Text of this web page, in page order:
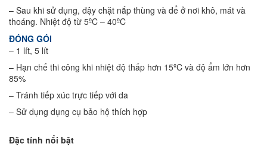
– Sau khi sử dụng, đậy chặt nắp thùng và để ở nơi khô, mát và
thoáng. Nhiệt độ từ 5ºC – 40ºC
ĐÓNG GÓI
– 1 lít, 5 lít
– Hạn chế thi công khi nhiệt độ thấp hơn 15ºC và độ ẩm lớn hơn
85%
– Tránh tiếp xúc trực tiếp với da
– Sử dụng dụng cụ bảo hộ thích hợp
Đặc tính nổi bật